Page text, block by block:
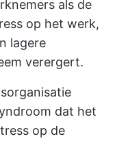
als de
op het werk,
lagere
verergert.
dat het
op de